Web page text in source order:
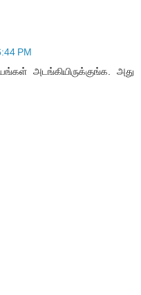
PM
அடங்கியிருக்குங்க. அது